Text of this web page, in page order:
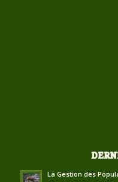
La Gestion des